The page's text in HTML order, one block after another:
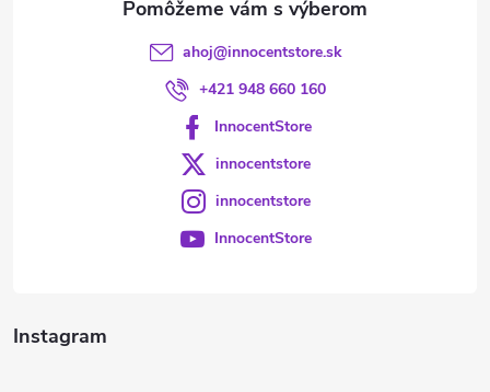
Instagram
ahoj@innocentstore.sk
+421 948 660 160
InnocentStore
innocentstore
innocentstore
InnocentStore